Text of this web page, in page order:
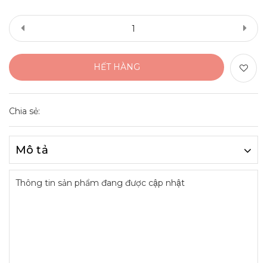
HẾT HÀNG
Chia sẻ:
Mô tả
Thông tin sản phẩm đang được cập nhật